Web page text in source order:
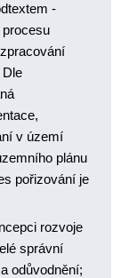
-
procesu
Dle
v území
plánu
pořizování je
rozvoje
správní
odůvodnění;